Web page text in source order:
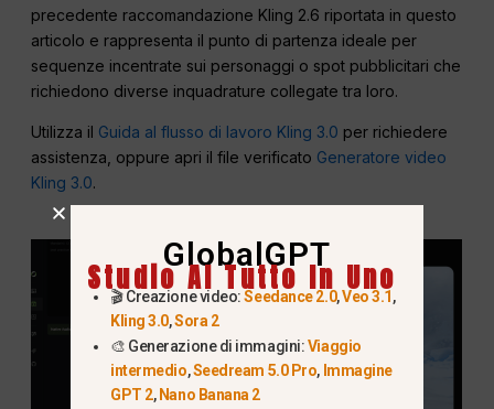
precedente raccomandazione Kling 2.6 riportata in questo
articolo e rappresenta il punto di partenza ideale per
sequenze incentrate sui personaggi o spot pubblicitari che
richiedono diverse inquadrature collegate tra loro.
Utilizza il Guida al flusso di lavoro Kling 3.0 per richiedere
assistenza, oppure apri il file verificato Generatore video
Kling 3.0.
GlobalGPT
Studio AI Tutto In Uno
🎬 Creazione video:Seedance 2.0,Veo 3.1,
Kling 3.0,Sora 2
🎨 Generazione di immagini:Viaggio
intermedio,Seedream 5.0 Pro, Immagine
GPT 2, Nano Banana 2